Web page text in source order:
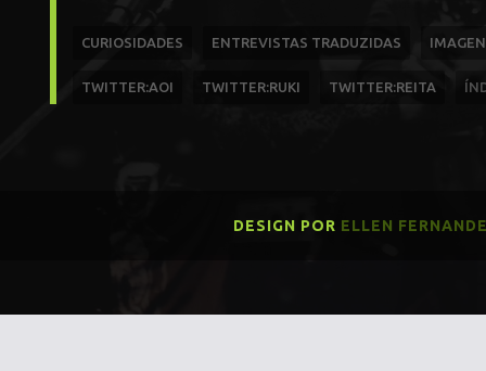
CURIOSIDADES ENTREVISTAS TRADUZIDAS
TWITTER:AOI TWITTER:RUKI TWITTER:REITA
DESIGN POR ELLEN